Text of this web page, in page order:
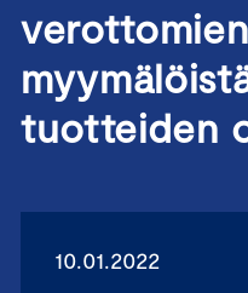
tuotteiden
10.01.2022